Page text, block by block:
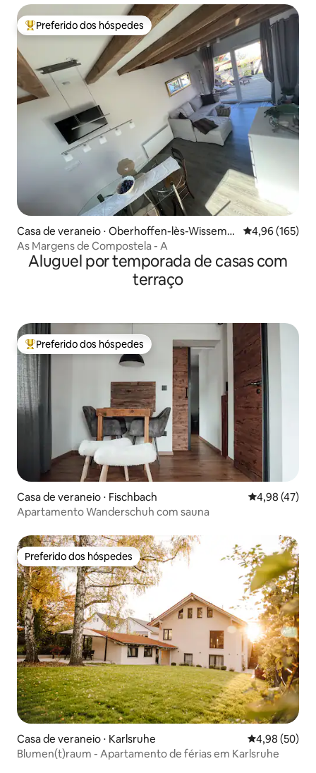
Entre os melhores preferidos dos hóspedes
Preferido dos hóspedes
Casa de veraneio ⋅ Oberhoffen-lès-Wissemb
ourg
4,96 de uma
4,96 (165)
As Margens de Compostela - A
Aluguel por temporada de casas com
terraço
Entre os melhores preferidos dos hóspedes
Preferido dos hóspedes
Casa de veraneio ⋅ Fischbach 4,98 de uma
4,98 (47)
Apartamento Wanderschuh com sauna
Preferido dos hóspedes
Preferido dos hóspedes
Casa de veraneio ⋅ Karlsruhe 4,98 de uma
4,98 (50)
Blumen(t)raum - Apartamento de férias em Karlsruhe